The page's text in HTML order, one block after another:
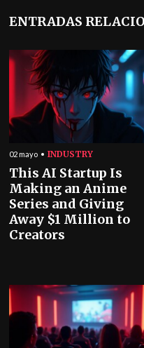
ENTRADAS
02 mayo INDUSTRY
This AI Startup Is
Making an Anime
Series and Giving
Away $1 Million to
Creators